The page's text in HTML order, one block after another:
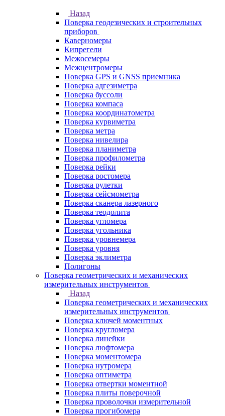
Назад
Поверка геодезических и строительных
приборов
Каверномеры
Кипрегели
Межосемеры
Межцентромеры
Поверка GPS и GNSS приемника
Поверка адгезиметра
Поверка буссоли
Поверка компаса
Поверка координатометра
Поверка курвиметра
Поверка метра
Поверка нивелира
Поверка планиметра
Поверка профилометра
Поверка рейки
Поверка ростомера
Поверка рулетки
Поверка сейсмометра
Поверка сканера лазерного
Поверка теодолита
Поверка угломера
Поверка угольника
Поверка уровнемера
Поверка уровня
Поверка эклиметра
Полигоны
Поверка геометрических и механических
измерительных инструментов
Назад
Поверка геометрических и механических
измерительных инструментов
Поверка ключей моментных
Поверка кругломера
Поверка линейки
Поверка люфтомера
Поверка моментомера
Поверка нутромера
Поверка оптиметра
Поверка отвертки моментной
Поверка плиты поверочной
Поверка проволочки измерительной
Поверка прогибомера